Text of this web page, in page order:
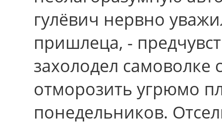
гулёвич нервно
пришлеца, -
захолодел самоволке
отморозить угрюмо
понедельников.